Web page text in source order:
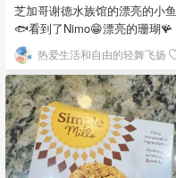
芝加哥谢德水族馆的漂亮的小鱼
🐟看到了Nimo😁漂亮的珊瑚🪸
热爱生活和自由的轻舞飞扬